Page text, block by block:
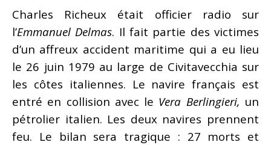
Charles Richeux était officier radio sur
l’Emmanuel Delmas. Il fait partie des victimes
d’un affreux accident maritime qui a eu lieu
le 26 juin 1979 au large de Civitavecchia sur
les côtes italiennes. Le navire français est
entré en collision avec le Vera Berlingieri, un
pétrolier italien. Les deux navires prennent
feu. Le bilan sera tragique : 27 morts et